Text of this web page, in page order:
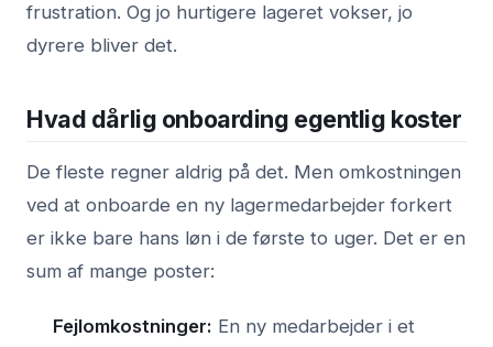
frustration. Og jo hurtigere lageret vokser, jo
dyrere bliver det.
Hvad dårlig onboarding egentlig koster
De fleste regner aldrig på det. Men omkostningen
ved at onboarde en ny lagermedarbejder forkert
er ikke bare hans løn i de første to uger. Det er en
sum af mange poster:
Fejlomkostninger: En ny medarbejder i et